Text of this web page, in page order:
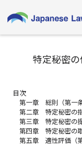
特定秘密
目次
第一章 総則（第一条
第二章 特定秘密の
第三章 特定秘密の
第四章 特定秘密の
第五章 適性評価（